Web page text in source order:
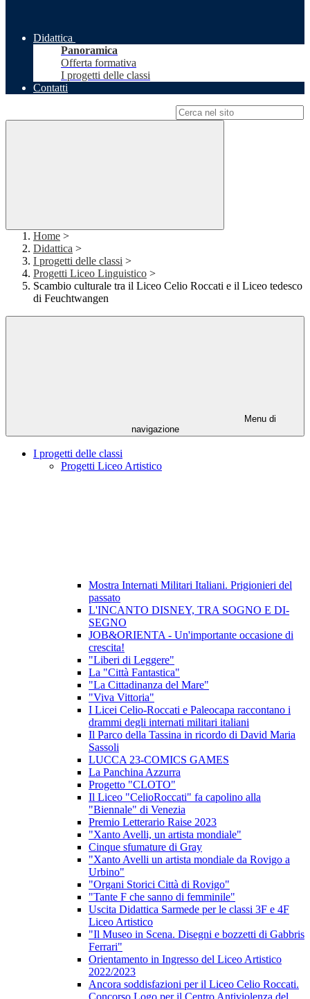
Didattica
Panoramica
Offerta formativa
I progetti delle classi
Contatti
Home >
Didattica >
I progetti delle classi >
Progetti Liceo Linguistico >
Scambio culturale tra il Liceo Celio Roccati e il Liceo tedesco
di Feuchtwangen
Menu di
navigazione
I progetti delle classi
Progetti Liceo Artistico
Mostra Internati Militari Italiani. Prigionieri del
passato
L'INCANTO DISNEY, TRA SOGNO E DI-
SEGNO
JOB&ORIENTA - Un'importante occasione di
crescita!
"Liberi di Leggere"
La "Città Fantastica"
"La Cittadinanza del Mare"
"Viva Vittoria"
I Licei Celio-Roccati e Paleocapa raccontano i
drammi degli internati militari italiani
Il Parco della Tassina in ricordo di David Maria
Sassoli
LUCCA 23-COMICS GAMES
La Panchina Azzurra
Progetto "CLOTO"
Il Liceo "CelioRoccati" fa capolino alla
"Biennale" di Venezia
Premio Letterario Raise 2023
"Xanto Avelli, un artista mondiale"
Cinque sfumature di Gray
"Xanto Avelli un artista mondiale da Rovigo a
Urbino"
"Organi Storici Città di Rovigo"
"Tante F che sanno di femminile"
Uscita Didattica Sarmede per le classi 3F e 4F
Liceo Artistico
"Il Museo in Scena. Disegni e bozzetti di Gabbris
Ferrari"
Orientamento in Ingresso del Liceo Artistico
2022/2023
Ancora soddisfazioni per il Liceo Celio Roccati.